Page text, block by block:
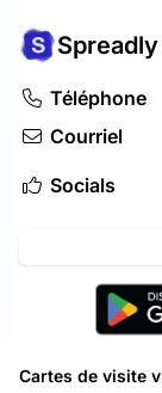
Spreadly
Téléphone
Courriel
Socials
Cartes de visite